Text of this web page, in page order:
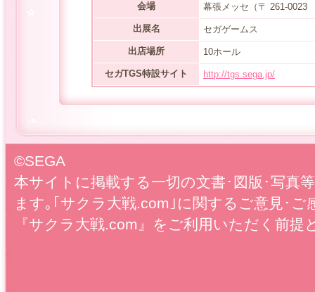
会場 幕張メッセ（〒 261-
出展名 セガゲームス
出店場所 10ホール
セガTGS特設サイト http://tgs.sega.jp/
©SEGA
本サイトに掲載する一切の文書･図版･写真
ます｡｢サクラ大戦.com｣に関するご意見･ご
『サクラ大戦.com』をご利用いただく前提